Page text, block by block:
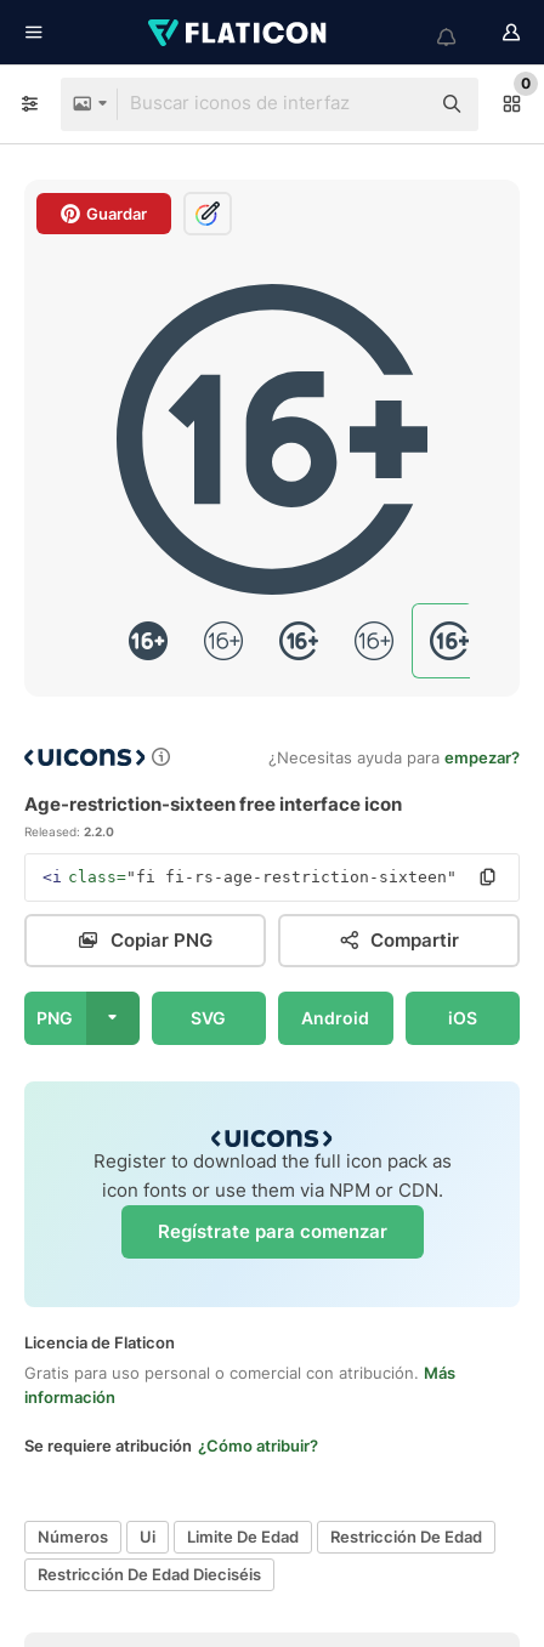
0
Guardar
¿Necesitas ayuda para empezar?
Age-restriction-sixteen free interface icon
Released: 2.2.0
<i class="fi fi-rs-age-restriction-sixteen" ></i>
Copiar PNG Compartir
PNG SVG Android iOS
Register to download the full icon pack as
icon fonts or use them via NPM or CDN.
Regístrate para comenzar
Licencia de Flaticon
Gratis para uso personal o comercial con atribución. Más
información
Se requiere atribución ¿Cómo atribuir?
Números Ui Limite De Edad
Restricción De Edad
Restricción De Edad Dieciséis